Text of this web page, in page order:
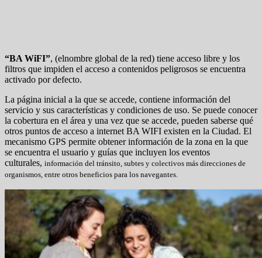
“BA WiFI”, (elnombre global de la red) tiene acceso libre y los
filtros que impiden el acceso a contenidos peligrosos se encuentra
activado por defecto.
La página inicial a la que se accede, contiene información del
servicio y sus características y condiciones de uso. Se puede conocer
la cobertura en el área y una vez que se accede, pueden saberse qué
otros puntos de acceso a internet BA WIFI existen en la Ciudad. El
mecanismo GPS permite obtener información de la zona en la que
se encuentra el usuario y guías que incluyen los eventos
culturales, información del tránsito, subtes y colectivos más direcciones de
organismos, entre otros beneficios para los navegantes.